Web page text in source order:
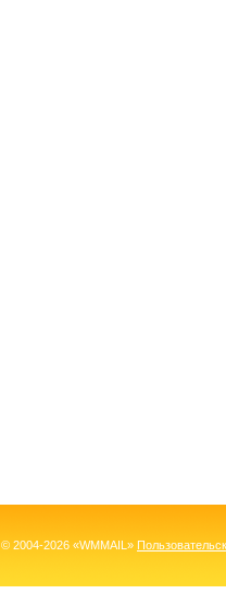
© 2004-2026 «WMMAIL»